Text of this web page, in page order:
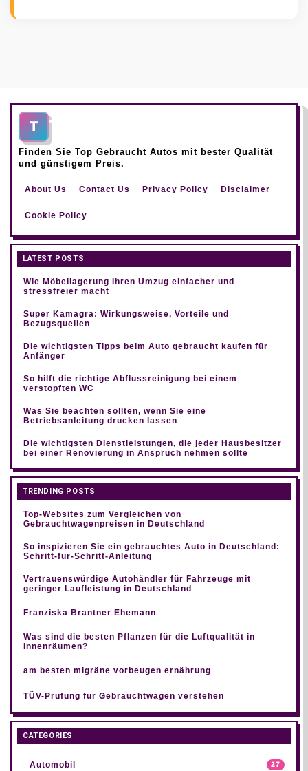
T Top Gebraucht Autos
Finden Sie Top Gebraucht Autos mit bester Qualität
und günstigem Preis.
About Us Contact Us Privacy Policy Disclaimer
Cookie Policy
LATEST POSTS
Wie Möbellagerung Ihren Umzug einfacher und
stressfreier macht
Super Kamagra: Wirkungsweise, Vorteile und
Bezugsquellen
Die wichtigsten Tipps beim Auto gebraucht kaufen für
Anfänger
So hilft die richtige Abflussreinigung bei einem
verstopften WC
Was Sie beachten sollten, wenn Sie eine
Betriebsanleitung drucken lassen
Die wichtigsten Dienstleistungen, die jeder Hausbesitzer
bei einer Renovierung in Anspruch nehmen sollte
TRENDING POSTS
Top-Websites zum Vergleichen von
Gebrauchtwagenpreisen in Deutschland
So inspizieren Sie ein gebrauchtes Auto in Deutschland:
Schritt-für-Schritt-Anleitung
Vertrauenswürdige Autohändler für Fahrzeuge mit
geringer Laufleistung in Deutschland
Franziska Brantner Ehemann
Was sind die besten Pflanzen für die Luftqualität in
Innenräumen?
am besten migräne vorbeugen ernährung
TÜV-Prüfung für Gebrauchtwagen verstehen
CATEGORIES
Automobil 27